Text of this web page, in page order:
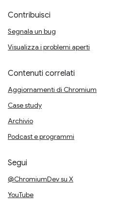
Contribuisci
Segnala un bug
Visualizza i problemi aperti
Contenuti correlati
Aggiornamenti di Chromium
Case study
Archivio
Podcast e programmi
Segui
@ChromiumDev su X
YouTube